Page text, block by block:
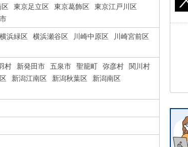
区 東京足立区 東京葛飾区
東京江戸川区
横浜緑区 横浜瀬谷区 川崎中原区
川崎宮前区
村 新発田市 五泉市 聖籠町 弥彦村
関川村
新潟江南区 新潟秋葉区
新潟南区